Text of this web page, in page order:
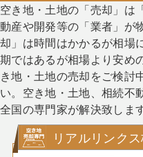
空き地・土地の「売却」は
動産や開発等の「業者」が
却」は時間はかかるが相場
期ではあるが相場より安め
き地・土地の売却をご検討
い。空き地・土地、相続不
全国の専門家が解決致しま
リアルリンク